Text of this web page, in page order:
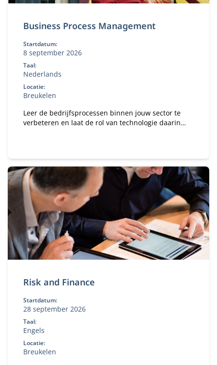
Business Process Management
Startdatum:
8 september 2026
Taal:
Nederlands
Locatie:
Breukelen
Leer de bedrijfsprocessen binnen jouw sector te
verbeteren en laat de rol van technologie daarin
Risk and Finance
Startdatum:
28 september 2026
Taal:
Engels
Locatie:
Breukelen